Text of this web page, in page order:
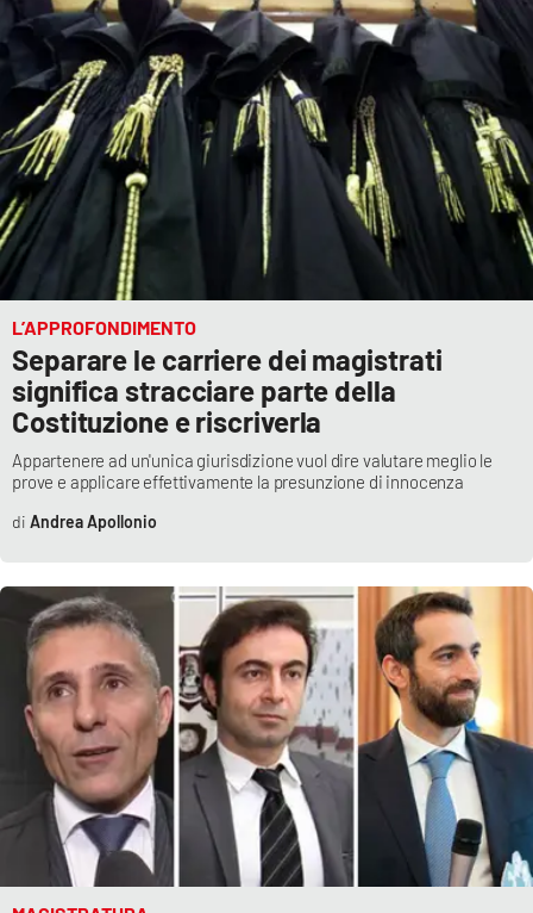
L’APPROFONDIMENTO
Separare le carriere dei magistrati
significa stracciare parte della
Costituzione e riscriverla
Appartenere ad un'unica giurisdizione vuol dire valutare meglio le
prove e applicare effettivamente la presunzione di innocenza
Andrea Apollonio